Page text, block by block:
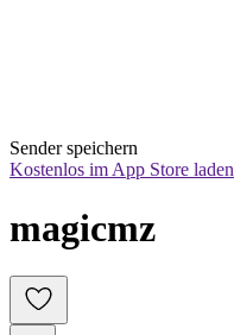
Sender speichern
Kostenlos im App Store laden
magicmz